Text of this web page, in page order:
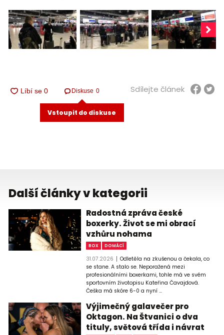
Diskuse 0
Vstoupit do diskuse
Sdílejte článek
Další články v kategorii
Radostná zpráva české
boxerky. Život se mi obrací
vzhůru nohama
BOX DOMÁCÍ
31.07.2026
Odletěla na zkušenou a čekala, co
se stane. A stalo se. Neporažená mezi
profesionálními boxerkami, tohle má ve svém
sportovním životopisu Kateřina Čavajdová.
Češka má skóre 6-0 a nyní ...
Výjimečný galavečer pro
Oktagon. Na Štvanici o dva
tituly, světová třída i návrat